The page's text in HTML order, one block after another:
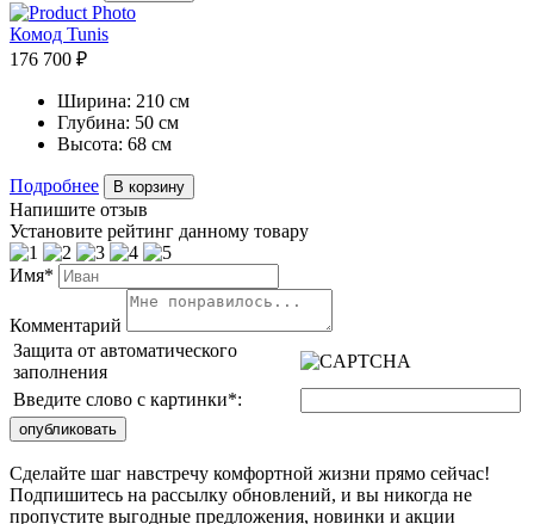
Комод Tunis
176 700 ₽
Ширина: 210 см
Глубина: 50 см
Высота: 68 см
Подробнее В корзину
Напишите отзыв
Установите рейтинг данному товару
Имя*
Комментарий
Защита от автоматического
заполнения
Введите слово с картинки*:
Сделайте шаг навстречу комфортной жизни прямо сейчас!
Подпишитесь на рассылку обновлений, и вы никогда не
пропустите выгодные предложения, новинки и акции